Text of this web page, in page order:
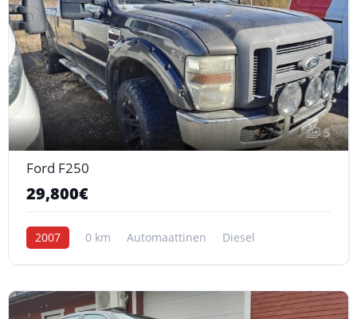
5
Ford F250
29,800€
2007 0 km Automaattinen Diesel